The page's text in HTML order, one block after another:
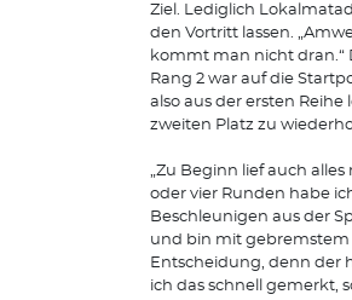
Ziel. Lediglich
den Vortritt lassen.
kommt man nicht dran.“
Rang 2 war auf die
also aus der ersten Reihe
zweiten Platz zu
„Zu Beginn lief auch
oder vier Runden habe
Beschleunigen aus der
und bin mit gebremstem
Entscheidung, denn der
ich das schnell gemerkt,